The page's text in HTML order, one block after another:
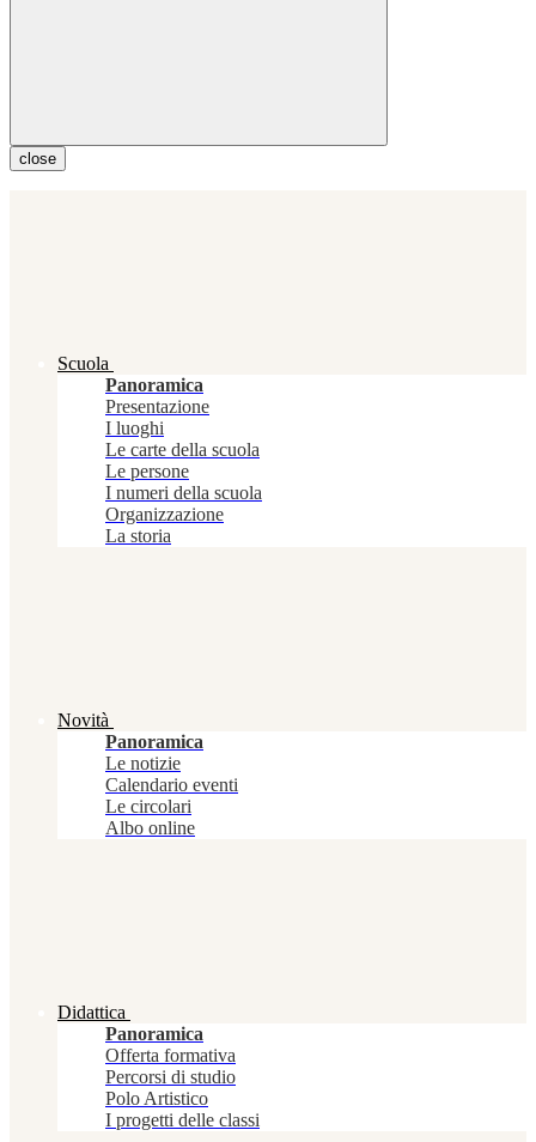
close
Scuola
Panoramica
Presentazione
I luoghi
Le carte della scuola
Le persone
I numeri della scuola
Organizzazione
La storia
Novità
Panoramica
Le notizie
Calendario eventi
Le circolari
Albo online
Didattica
Panoramica
Offerta formativa
Percorsi di studio
Polo Artistico
I progetti delle classi